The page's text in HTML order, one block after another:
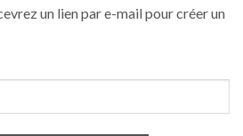
un lien par e-mail pour créer un